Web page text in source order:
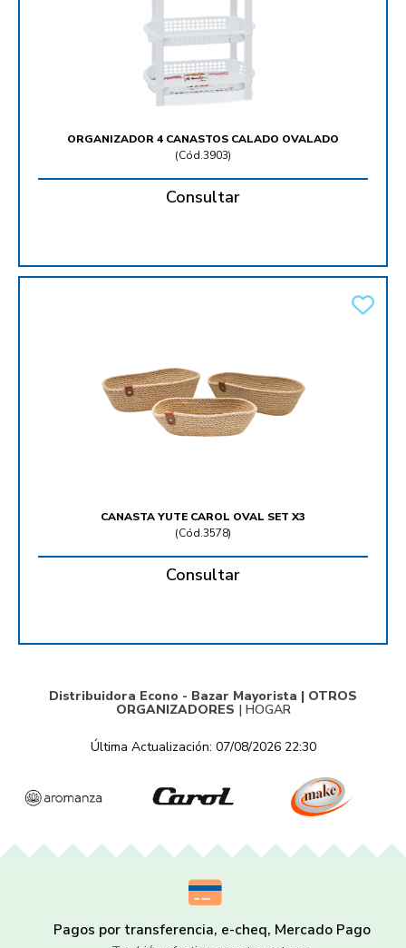
ORGANIZADOR 4 CANASTOS CALADO OVALADO
(Cód.3903)
Consultar
CANASTA YUTE CAROL OVAL SET X3
(Cód.3578)
Consultar
Distribuidora Econo - Bazar Mayorista | OTROS
ORGANIZADORES | HOGAR
Última Actualización: 07/08/2026 22:30
Pagos por transferencia, e-cheq, Mercado Pago